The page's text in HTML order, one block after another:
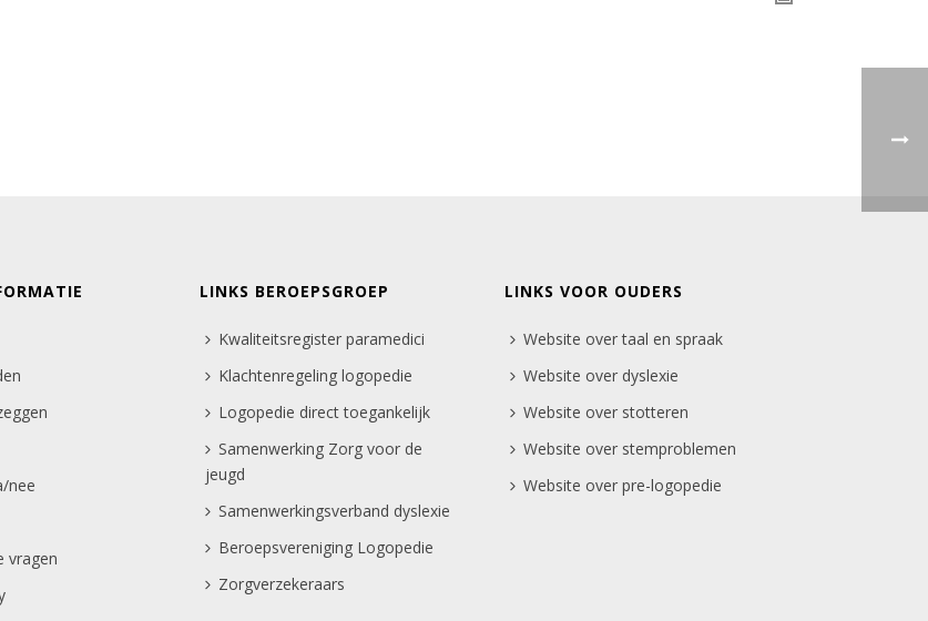
nee
vragen
LINKS BEROEPSGROEP
Kwaliteitsregister paramedici
Klachtenregeling logopedie
Logopedie direct toegankelijk
Samenwerking Zorg voor de
jeugd
Samenwerkingsverband dyslexie
Beroepsvereniging Logopedie
Zorgverzekeraars
LINKS VOOR OUDERS
Website over taal en spraak
Website over dyslexie
Website over stotteren
Website over stemproblemen
Website over pre-logopedie